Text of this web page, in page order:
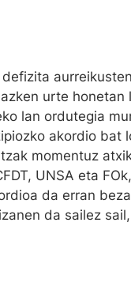
urte
lan ordutegia
akordio bat
momentuz
UNSA eta
da erran
da sailez